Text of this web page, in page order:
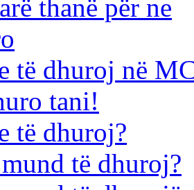
thanë për ne
të dhuroj në
tani!
të dhuroj?
të dhuroj?